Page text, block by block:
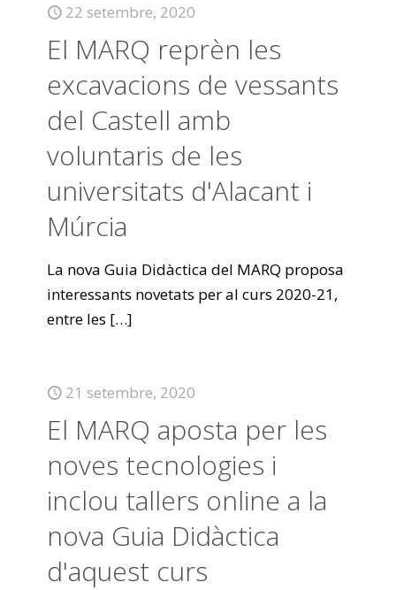
22 setembre, 2020
El MARQ reprèn les
excavacions de vessants
del Castell amb
voluntaris de les
universitats d'Alacant i
Múrcia
La nova Guia Didàctica del MARQ proposa
interessants novetats per al curs 2020-21,
entre les […]
21 setembre, 2020
El MARQ aposta per les
noves tecnologies i
inclou tallers online a la
nova Guia Didàctica
d'aquest curs